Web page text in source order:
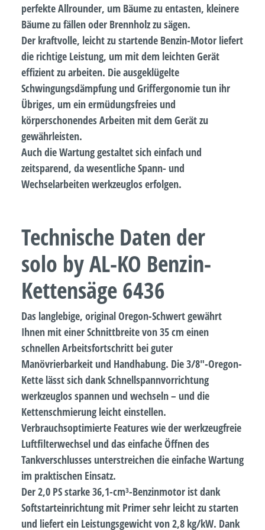
perfekte Allrounder, um Bäume zu entasten, kleinere
Bäume zu fällen oder Brennholz zu sägen.
Der kraftvolle, leicht zu startende Benzin-Motor liefert
die richtige Leistung, um mit dem leichten Gerät
effizient zu arbeiten. Die ausgeklügelte
Schwingungsdämpfung und Griffergonomie tun ihr
Übriges, um ein ermüdungsfreies und
körperschonendes Arbeiten mit dem Gerät zu
gewährleisten.
Auch die Wartung gestaltet sich einfach und
zeitsparend, da wesentliche Spann- und
Wechselarbeiten werkzeuglos erfolgen.
Technische Daten der
solo by AL-KO Benzin-
Kettensäge 6436
Das langlebige, original Oregon-Schwert gewährt
Ihnen mit einer Schnittbreite von 35 cm einen
schnellen Arbeitsfortschritt bei guter
Manövrierbarkeit und Handhabung. Die 3/8"-Oregon-
Kette lässt sich dank Schnellspannvorrichtung
werkzeuglos spannen und wechseln – und die
Kettenschmierung leicht einstellen.
Verbrauchsoptimierte Features wie der werkzeugfreie
Luftfilterwechsel und das einfache Öffnen des
Tankverschlusses unterstreichen die einfache Wartung
im praktischen Einsatz.
Der 2,0 PS starke 36,1-cm³-Benzinmotor ist dank
Softstarteinrichtung mit Primer sehr leicht zu starten
und liefert ein Leistungsgewicht von 2,8 kg/kW. Dank